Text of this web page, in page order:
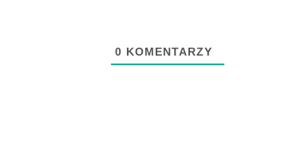
0 KOMENTARZY